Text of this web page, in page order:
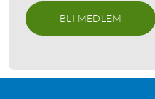
BLI MEDLEM